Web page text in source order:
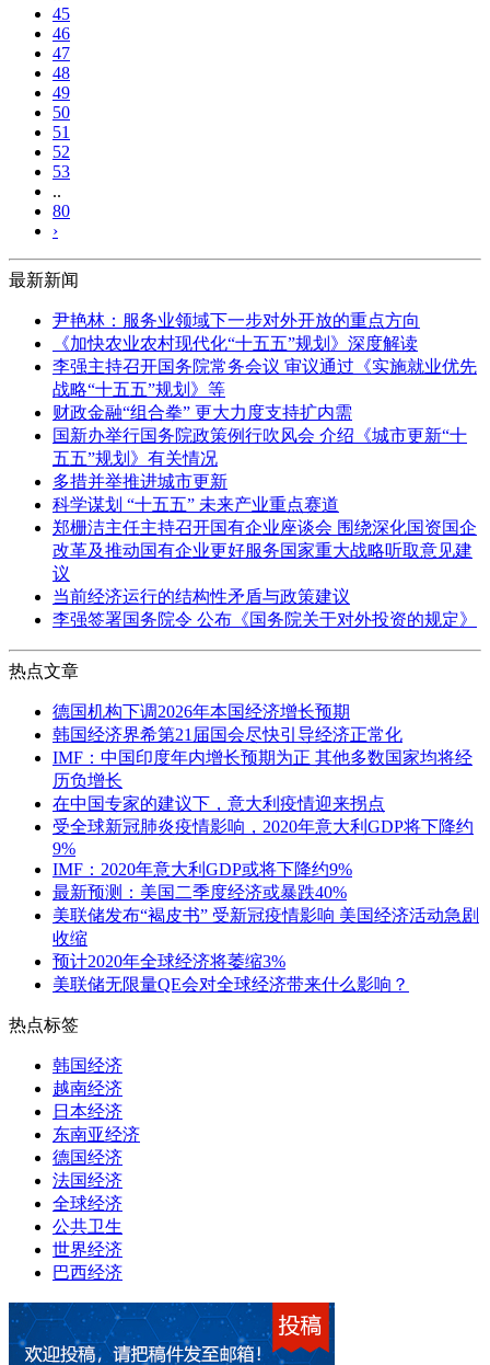
45
46
47
48
49
50
51
52
53
..
80
›
最新新闻
尹艳林：服务业领域下一步对外开放的重点方向
《加快农业农村现代化“十五五”规划》深度解读
李强主持召开国务院常务会议 审议通过《实施就业优先
战略“十五五”规划》等
财政金融“组合拳” 更大力度支持扩内需
国新办举行国务院政策例行吹风会 介绍《城市更新“十
五五”规划》有关情况
多措并举推进城市更新
科学谋划 “十五五” 未来产业重点赛道
郑栅洁主任主持召开国有企业座谈会 围绕深化国资国企
改革及推动国有企业更好服务国家重大战略听取意见建
议
当前经济运行的结构性矛盾与政策建议
李强签署国务院令 公布《国务院关于对外投资的规定》
热点文章
德国机构下调2026年本国经济增长预期
韩国经济界希第21届国会尽快引导经济正常化
IMF：中国印度年内增长预期为正 其他多数国家均将经
历负增长
在中国专家的建议下，意大利疫情迎来拐点
受全球新冠肺炎疫情影响，2020年意大利GDP将下降约
9%
IMF：2020年意大利GDP或将下降约9%
最新预测：美国二季度经济或暴跌40%
美联储发布“褐皮书” 受新冠疫情影响 美国经济活动急剧
收缩
预计2020年全球经济将萎缩3%
美联储无限量QE会对全球经济带来什么影响？
热点标签
韩国经济
越南经济
日本经济
东南亚经济
德国经济
法国经济
全球经济
公共卫生
世界经济
巴西经济